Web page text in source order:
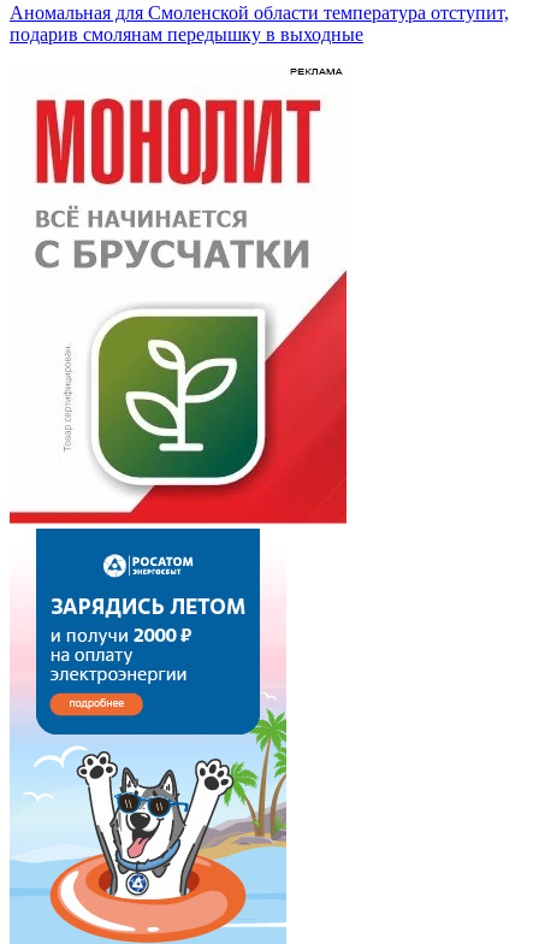
Аномальная для Смоленской области температура отступит,
подарив смолянам передышку в выходные